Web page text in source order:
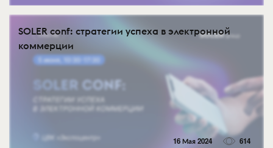
SOLER conf: стратегии успеха в электронной
коммерции
16 Мая 2024 614